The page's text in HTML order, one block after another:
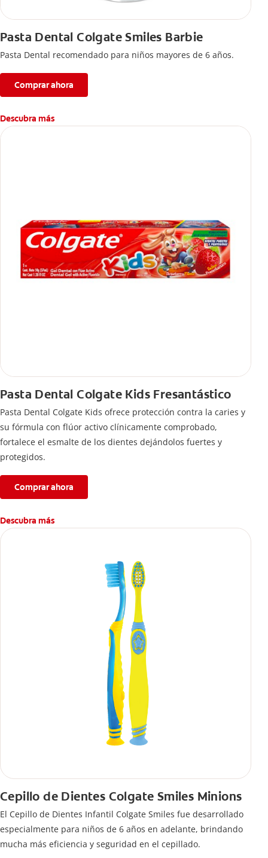
Pasta Dental Colgate Smiles Barbie
Pasta Dental recomendado para niños mayores de 6 años.
Comprar ahora
Descubra más
Pasta Dental Colgate Kids Fresantástico
Pasta Dental Colgate Kids ofrece protección contra la caries y
su fórmula con flúor activo clínicamente comprobado,
fortalece el esmalte de los dientes dejándolos fuertes y
protegidos.
Comprar ahora
Descubra más
Cepillo de Dientes Colgate Smiles Minions
El Cepillo de Dientes Infantil Colgate Smiles fue desarrollado
especialmente para niños de 6 años en adelante, brindando
mucha más eficiencia y seguridad en el cepillado.